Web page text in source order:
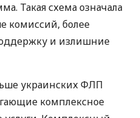
Такая схема означала
комиссий, более
и излишние
украинских ФЛП
комплексное